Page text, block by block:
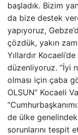
başladık. Bizim
da bize destek
yapıyoruz,
çözdük, yakın
Yıllardır
düzenliyoruz. “İyi
olması için çaba
OLSUN” Kocaeli
de ülke
sorunlarını tespit